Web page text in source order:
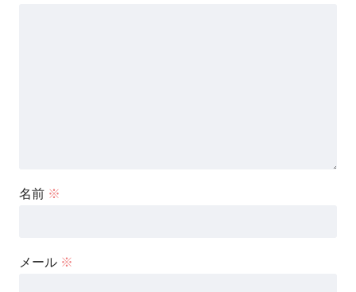
名前 ※
メール ※